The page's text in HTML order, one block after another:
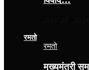
रमतो
रमतो
मुख्यमंत्री